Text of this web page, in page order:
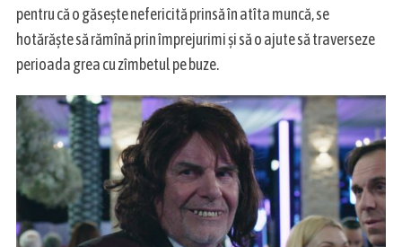
pentru că o găsește nefericită prinsă în atîta muncă, se
hotărăște să rămînă prin împrejurimi și să o ajute să traverseze
perioada grea cu zîmbetul pe buze.
S